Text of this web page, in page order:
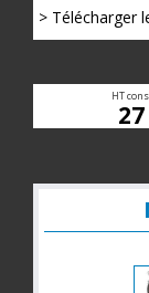
> Télécharger
HT